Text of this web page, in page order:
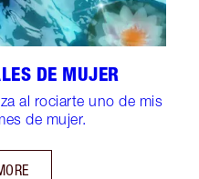
DE MUJER
al rociarte uno de mis
de mujer.